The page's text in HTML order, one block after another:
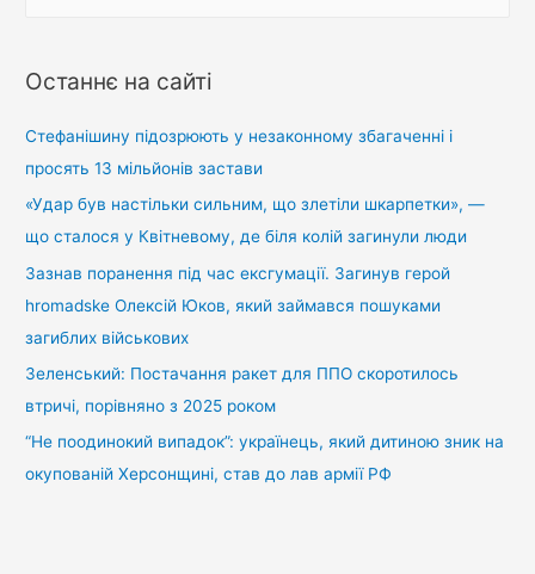
у
:
Останнє на сайті
Стефанішину підозрюють у незаконному збагаченні і
просять 13 мільйонів застави
«Удар був настільки сильним, що злетіли шкарпетки», —
що сталося у Квітневому, де біля колій загинули люди
Зазнав поранення під час ексгумації. Загинув герой
hromadske Олексій Юков, який займався пошуками
загиблих військових
Зеленський: Постачання ракет для ППО скоротилось
втричі, порівняно з 2025 роком
“Не поодинокий випадок”: українець, який дитиною зник на
окупованій Херсонщині, став до лав армії РФ